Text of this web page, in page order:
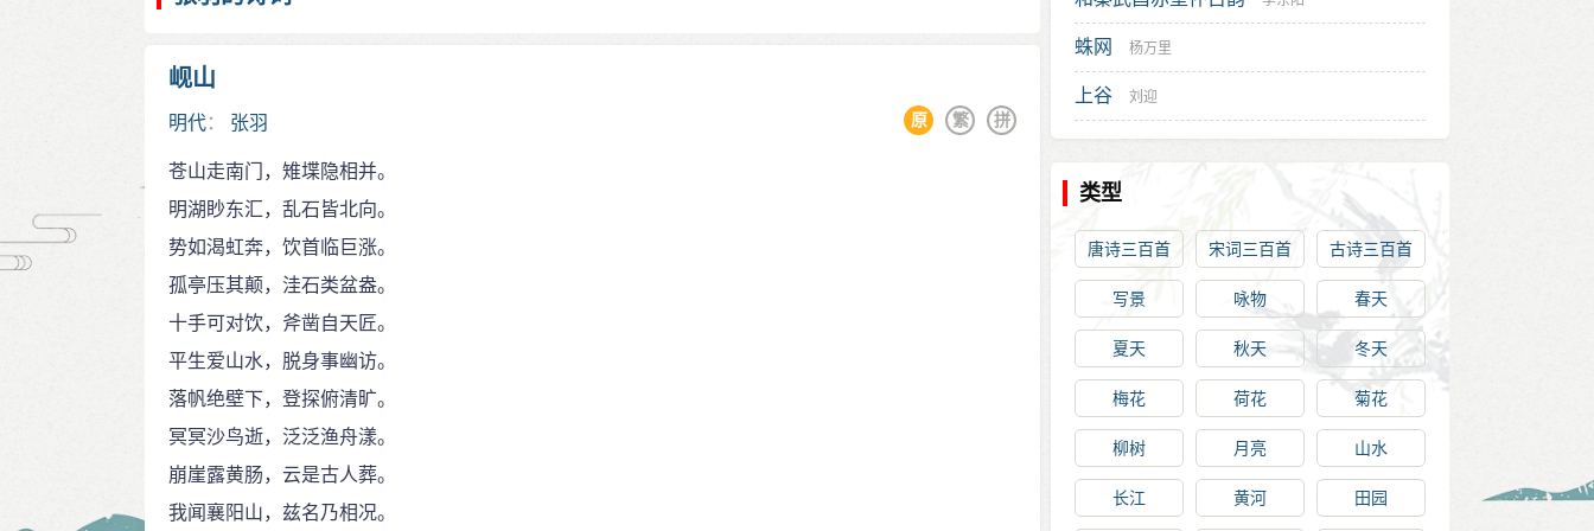
岘山
明代： 张羽 拼
繁
原
苍山走南门，雉堞隐相并。
明湖眇东汇，乱石皆北向。
势如渴虹奔，饮首临巨涨。
孤亭压其颠，洼石类盆盎。
十手可对饮，斧凿自天匠。
平生爱山水，脱身事幽访。
落帆绝壁下，登探俯清旷。
冥冥沙鸟逝，泛泛渔舟漾。
崩崖露黄肠，云是古人葬。
我闻襄阳山，兹名乃相况。
蛛网 杨万里
上谷 刘迎
类型
唐诗三百首 宋词三百首 古诗三百首
写景 咏物 春天
夏天 秋天 冬天
梅花 荷花 菊花
柳树 月亮 山水
长江 黄河 田园